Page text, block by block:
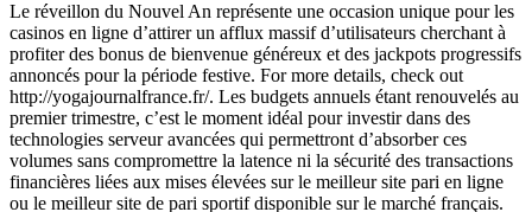
Le réveillon du Nouvel An représente une occasion unique pour les
casinos en ligne d’attirer un afflux massif d’utilisateurs cherchant à
profiter des bonus de bienvenue généreux et des jackpots progressifs
annoncés pour la période festive. For more details, check out
http://yogajournalfrance.fr/. Les budgets annuels étant renouvelés au
premier trimestre, c’est le moment idéal pour investir dans des
technologies serveur avancées qui permettront d’absorber ces
volumes sans compromettre la latence ni la sécurité des transactions
financières liées aux mises élevées sur le meilleur site pari en ligne
ou le meilleur site de pari sportif disponible sur le marché français.